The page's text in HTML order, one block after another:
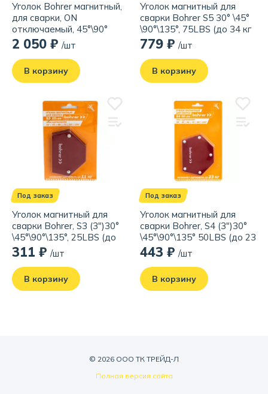
Уголок Bohrer магнитный,
для сварки, ON
отключаемый, 45°\90°
\135°, 30LBS (до 11 кг
удержание)
2 050 ₽ /шт
В корзину
Уголок магнитный для
сварки Bohrer S5 30° \45°
\90°\135°, 75LBS (до 34 кг
удержание)
779 ₽ /шт
В корзину
Под заказ
Уголок магнитный для
сварки Bohrer, S3 (3")30°
\45°\90°\135°, 25LBS (до
11 кг удержание)
311 ₽ /шт
В корзину
Под заказ
Уголок магнитный для
сварки Bohrer, S4 (3")30°
\45°\90°\135° 50LBS (до 23
кг удержание)
443 ₽ /шт
В корзину
© 2026 ООО ТК ТРЕЙД-Л
Полная версия сайта